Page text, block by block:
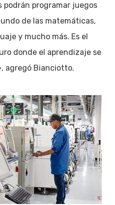
podrán programar juegos
de las matemáticas,
y mucho más. Es el
donde el aprendizaje se
agregó Bianciotto.